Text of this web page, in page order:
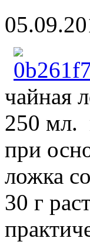
чайная
250 мл.
при
ложка
30 г